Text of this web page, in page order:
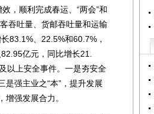
，顺利完成春运、“两会”和
吞吐量、货邮吞吐量和运输
83.1%、22.5%和60.7%，
亿元，同比增长21.
以上安全事件。一是夯安全
是强主业之“本”，提升发展
增强发展合力。